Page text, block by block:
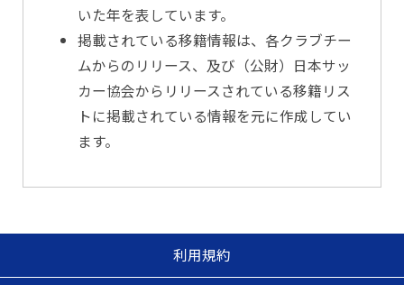
いた年を表しています。
掲載されている移籍情報は、各クラブチー
ムからのリリース、及び（公財）日本サッ
カー協会からリリースされている移籍リス
トに掲載されている情報を元に作成してい
ます。
利用規約